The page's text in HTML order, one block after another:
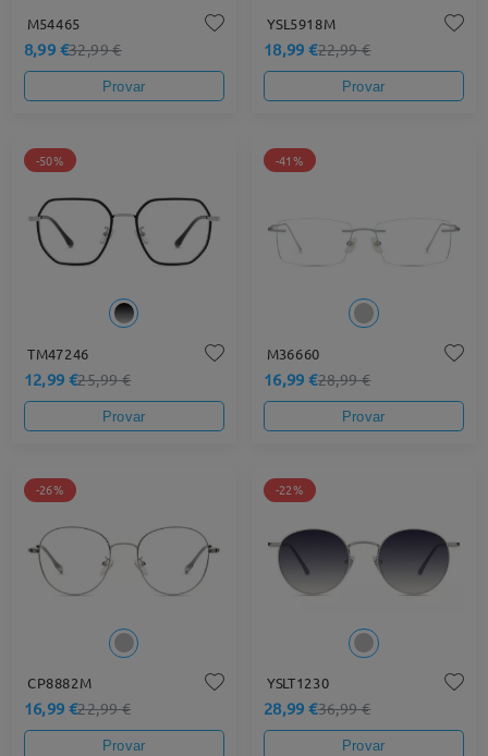
M54465
8,99 €32,99 €
Provar
YSL5918M
18,99 €22,99 €
Provar
-50%
TM47246
12,99 €25,99 €
Provar
-41%
M36660
16,99 €28,99 €
Provar
-26%
CP8882M
16,99 €22,99 €
Provar
-22%
YSLT1230
28,99 €36,99 €
Provar